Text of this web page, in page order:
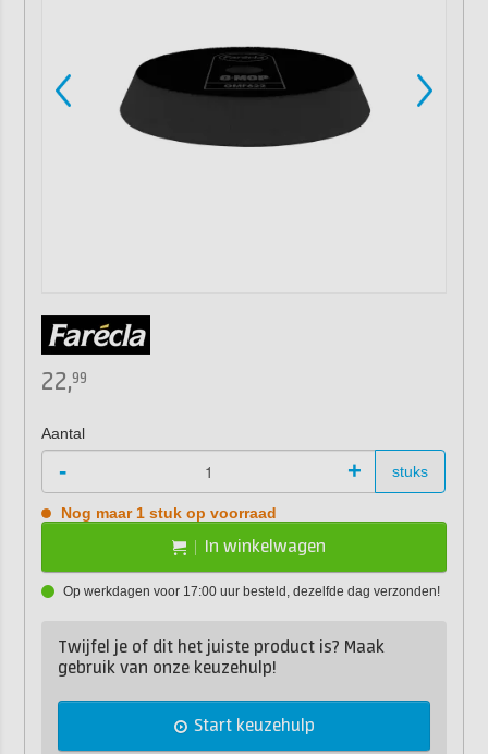
22,99
Aantal
- + stuks
Nog maar 1 stuk op voorraad
In winkelwagen
Op werkdagen voor 17:00 uur besteld, dezelfde dag verzonden!
Twijfel je of dit het juiste product is? Maak
gebruik van onze keuzehulp!
Start keuzehulp